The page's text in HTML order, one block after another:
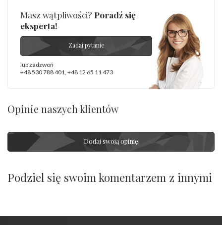
Masz wątpliwości? Poradź się
eksperta!
Zadaj pytanie
lub zadzwoń
+48 530 788 401 +48 12 65 11 473
Opinie naszych klientów
Dodaj swoją opinię
Podziel się swoim komentarzem z innymi